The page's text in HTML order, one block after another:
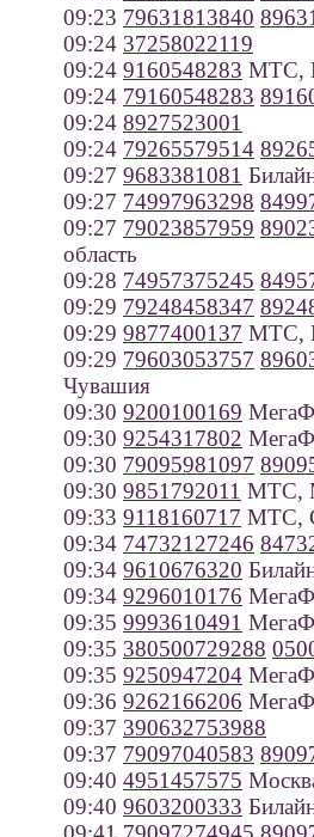
09:23 79631813840
09:24 37258022119
09:24 9160548283 МТС,
09:24 79160548283
09:24 8927523001
09:24 79265579514
09:27 9683381081
09:27 74997963298
09:27 79023857959
область
09:28 74957375245
09:29 79248458347
09:29 9877400137 МТС,
09:29 79603053757
Чувашия
09:30 9200100169
09:30 9254317802
09:30 79095981097
09:30 9851792011 МТС,
09:33 9118160717 МТС,
09:34 74732127246
09:34 9610676320
09:34 9296010176
09:35 9993610491
09:35 380500729288
09:35 9250947204
09:36 9262166206
09:37 390632753988
09:37 79097040583
09:40 4951457575
09:40 9603200333